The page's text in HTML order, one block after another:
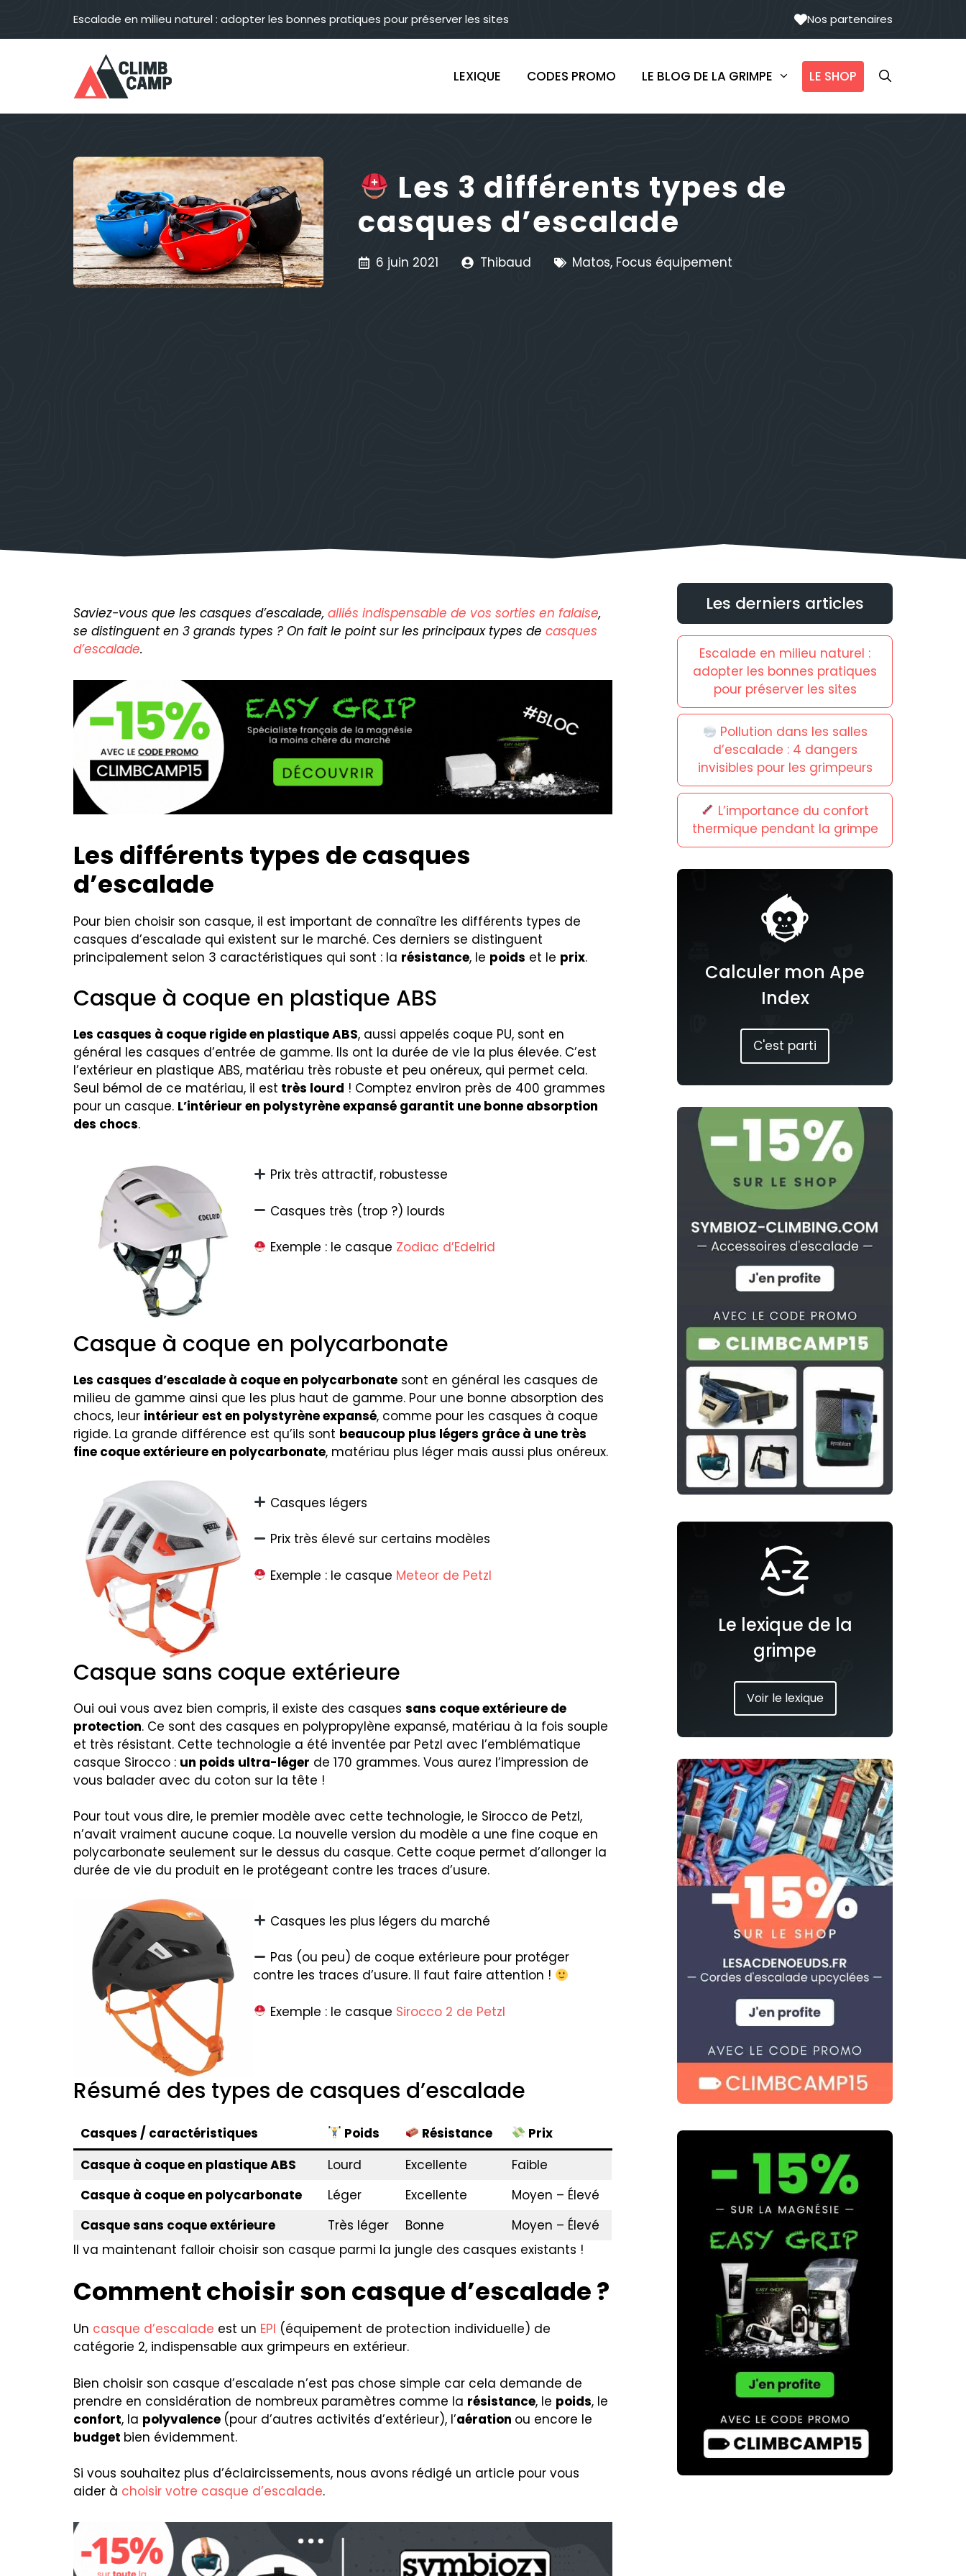
contenu
Escalade en milieu naturel : adopter les bonnes pratiques pour préserver les sites Nos partenaires
LEXIQUE CODES PROMO LE BLOG DE LA GRIMPE LE SHOP
Les 3 différents types de
casques d’escalade
6 juin 2021 Thibaud Matos, Focus équipement
Saviez-vous que les casques d’escalade, alliés indispensable de vos sorties en falaise,
se distinguent en 3 grands types ? On fait le point sur les principaux types de casques
d’escalade.
Les différents types de casques
d’escalade
Pour bien choisir son casque, il est important de connaître les différents types de
casques d’escalade qui existent sur le marché. Ces derniers se distinguent
principalement selon 3 caractéristiques qui sont : la résistance, le poids et le prix.
Casque à coque en plastique ABS
Les casques à coque rigide en plastique ABS, aussi appelés coque PU, sont en
général les casques d’entrée de gamme. Ils ont la durée de vie la plus élevée. C’est
l’extérieur en plastique ABS, matériau très robuste et peu onéreux, qui permet cela.
Seul bémol de ce matériau, il est très lourd ! Comptez environ près de 400 grammes
pour un casque. L’intérieur en polystyrène expansé garantit une bonne absorption
des chocs.
Prix très attractif, robustesse
Casques très (trop ?) lourds
Exemple : le casque Zodiac d’Edelrid
Casque à coque en polycarbonate
Les casques d’escalade à coque en polycarbonate sont en général les casques de
milieu de gamme ainsi que les plus haut de gamme. Pour une bonne absorption des
chocs, leur intérieur est en polystyrène expansé, comme pour les casques à coque
rigide. La grande différence est qu’ils sont beaucoup plus légers grâce à une très
fine coque extérieure en polycarbonate, matériau plus léger mais aussi plus onéreux.
Casques légers
Prix très élevé sur certains modèles
Exemple : le casque Meteor de Petzl
Casque sans coque extérieure
Oui oui vous avez bien compris, il existe des casques sans coque extérieure de
protection. Ce sont des casques en polypropylène expansé, matériau à la fois souple
et très résistant. Cette technologie a été inventée par Petzl avec l’emblématique
casque Sirocco : un poids ultra-léger de 170 grammes. Vous aurez l’impression de
vous balader avec du coton sur la tête !
Pour tout vous dire, le premier modèle avec cette technologie, le Sirocco de Petzl,
n’avait vraiment aucune coque. La nouvelle version du modèle a une fine coque en
polycarbonate seulement sur le dessus du casque. Cette coque permet d’allonger la
durée de vie du produit en le protégeant contre les traces d’usure.
Casques les plus légers du marché
Pas (ou peu) de coque extérieure pour protéger
contre les traces d’usure. Il faut faire attention !
Exemple : le casque Sirocco 2 de Petzl
Résumé des types de casques d’escalade
Casques / caractéristiques Poids Résistance
Prix
Casque à coque en plastique ABS
Lourd Excellente
Faible
Casque à coque en polycarbonate
Léger Excellente
Moyen – Élevé
Casque sans coque extérieure
Très léger Bonne
Moyen – Élevé
Il va maintenant falloir choisir son casque parmi la jungle des casques existants !
Comment choisir son casque d’escalade ?
Un casque d’escalade est un EPI (équipement de protection individuelle) de
catégorie 2, indispensable aux grimpeurs en extérieur.
Bien choisir son casque d’escalade n’est pas chose simple car cela demande de
prendre en considération de nombreux paramètres comme la résistance, le poids, le
confort, la polyvalence (pour d’autres activités d’extérieur), l’aération ou encore le
budget bien évidemment.
Si vous souhaitez plus d’éclaircissements, nous avons rédigé un article pour vous
aider à choisir votre casque d’escalade.
Les derniers articles
Escalade en milieu naturel :
adopter les bonnes pratiques
pour préserver les sites
Pollution dans les salles
d’escalade : 4 dangers
invisibles pour les grimpeurs
L’importance du confort
thermique pendant la grimpe
Calculer mon Ape
Index
C'est parti
Le lexique de la
grimpe
Voir le lexique